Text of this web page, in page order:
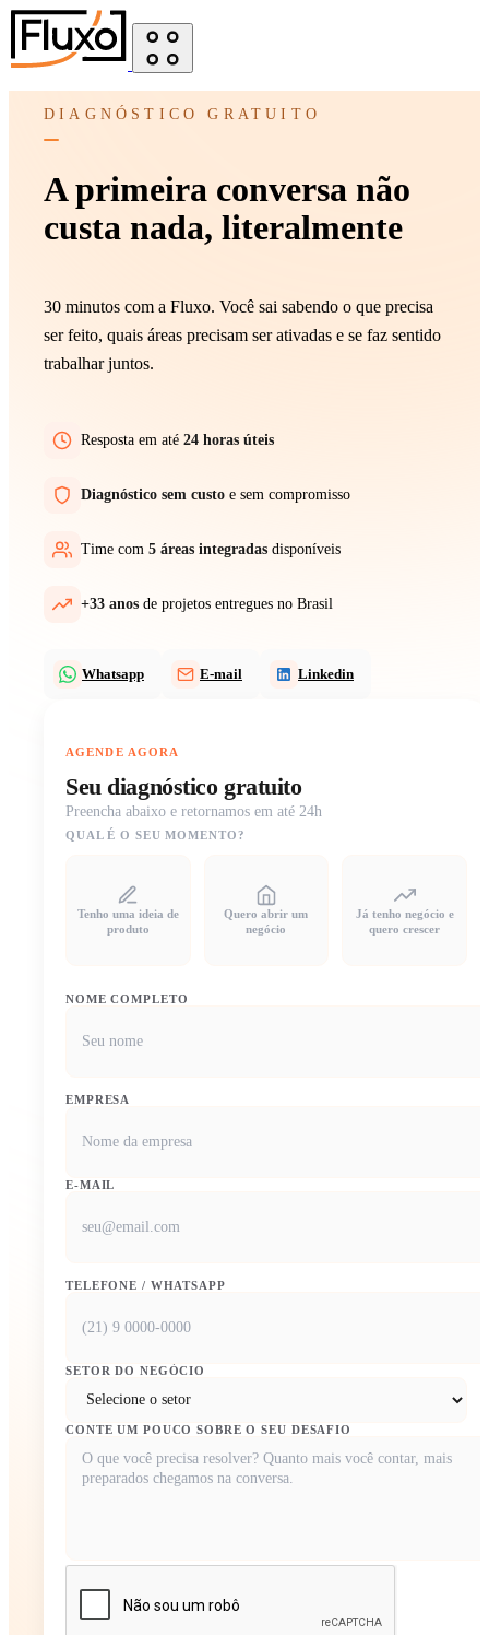
DIAGNÓSTICO GRATUITO
A primeira conversa não
custa nada, literalmente
30 minutos com a Fluxo. Você sai sabendo o que precisa
ser feito, quais áreas precisam ser ativadas e se faz sentido
trabalhar juntos.
Resposta em até 24 horas úteis
Diagnóstico sem custo e sem compromisso
Time com 5 áreas integradas disponíveis
+33 anos de projetos entregues no Brasil
Whatsapp E-mail Linkedin
AGENDE AGORA
Seu diagnóstico gratuito
Preencha abaixo e retornamos em até 24h
QUAL É O SEU MOMENTO?
Tenho uma ideia de
produto
Quero abrir um
negócio
Já tenho negócio e
quero crescer
NOME COMPLETO
EMPRESA
E-MAIL
TELEFONE / WHATSAPP
SETOR DO NEGÓCIO
CONTE UM POUCO SOBRE O SEU DESAFIO